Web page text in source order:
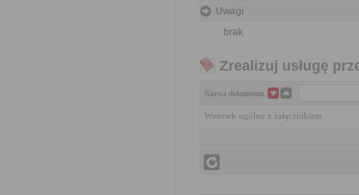
Uwagi
brak
Zrealizuj usługę
Nazwa dokumentu
Wniosek ogólny z załącznikiem